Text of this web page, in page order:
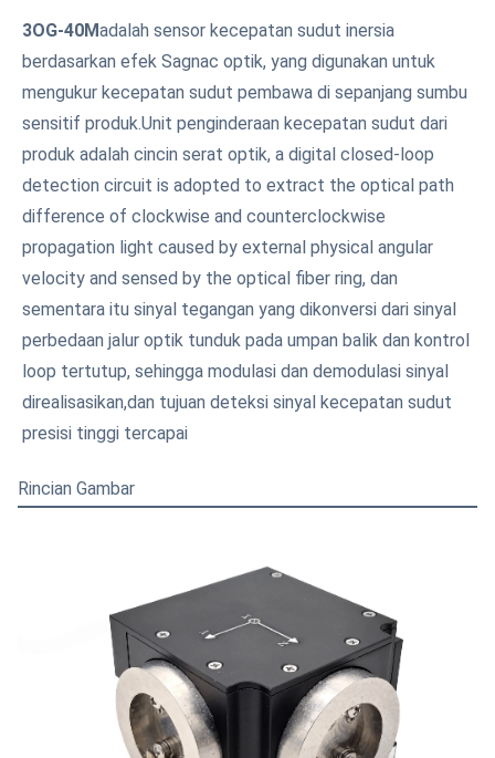
3OG-40Madalah sensor kecepatan sudut inersia
berdasarkan efek Sagnac optik, yang digunakan untuk
mengukur kecepatan sudut pembawa di sepanjang sumbu
sensitif produk.Unit penginderaan kecepatan sudut dari
produk adalah cincin serat optik, a digital closed-loop
detection circuit is adopted to extract the optical path
difference of clockwise and counterclockwise
propagation light caused by external physical angular
velocity and sensed by the optical fiber ring, dan
sementara itu sinyal tegangan yang dikonversi dari sinyal
perbedaan jalur optik tunduk pada umpan balik dan kontrol
loop tertutup, sehingga modulasi dan demodulasi sinyal
direalisasikan,dan tujuan deteksi sinyal kecepatan sudut
presisi tinggi tercapai
Rincian Gambar